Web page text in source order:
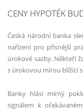
CENY HYPOTÉK
Česká národní banka
nařízení pro přísnější
úrokové sazby. Někteří
s úrokovou mírou blížící
Banky hlásí mírný
signálem k